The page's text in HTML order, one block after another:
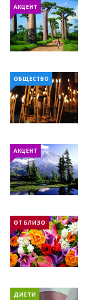
АКЦЕНТ
ОБЩЕСТВО
АКЦЕНТ
ОТ БЛИЗО
ДИЕТИ